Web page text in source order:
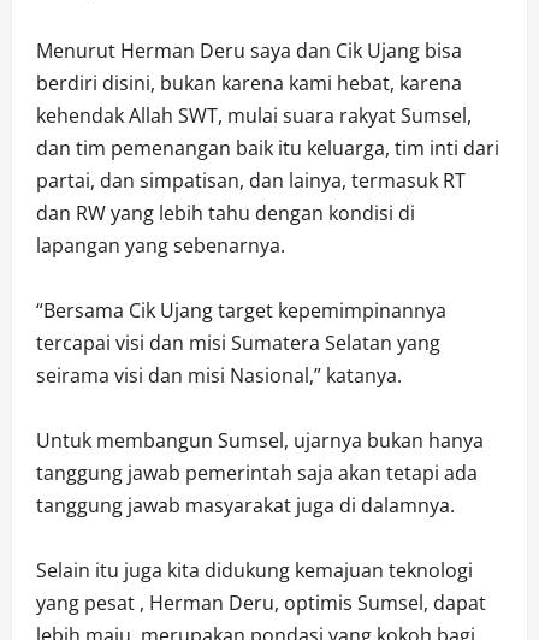
Menurut Herman Deru saya dan Cik Ujang bisa
berdiri disini, bukan karena kami hebat, karena
kehendak Allah SWT, mulai suara rakyat Sumsel,
dan tim pemenangan baik itu keluarga, tim inti dari
partai, dan simpatisan, dan lainya, termasuk RT
dan RW yang lebih tahu dengan kondisi di
lapangan yang sebenarnya.
“Bersama Cik Ujang target kepemimpinannya
tercapai visi dan misi Sumatera Selatan yang
seirama visi dan misi Nasional,” katanya.
Untuk membangun Sumsel, ujarnya bukan hanya
tanggung jawab pemerintah saja akan tetapi ada
tanggung jawab masyarakat juga di dalamnya.
Selain itu juga kita didukung kemajuan teknologi
yang pesat , Herman Deru, optimis Sumsel, dapat